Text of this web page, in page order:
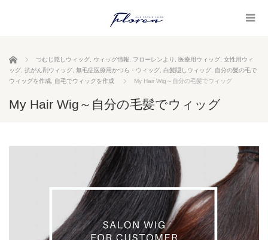
ホーム つむじ隠しウィッグ ウィッグ情報 フローレンより 医療用ウィッグ 女性用ウィ
ッグ 抗がん剤ウィッグ 無毛症医療用かつら・ウィッグ 白髪隠しウィッグ
自分の髪の毛で
ウィッグを作成
自毛でウィッグを作成 My Hair Wig～自分の毛髪でウィッグ
My Hair Wig～自分の毛髪でウィッグ